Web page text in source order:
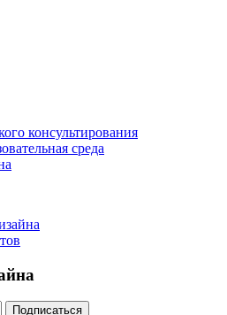
консультирования
среда